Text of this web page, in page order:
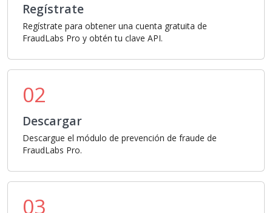
Regístrate
Regístrate para obtener una cuenta gratuita de
FraudLabs Pro y obtén tu clave API.
02
Descargar
Descargue el módulo de prevención de fraude de
FraudLabs Pro.
03